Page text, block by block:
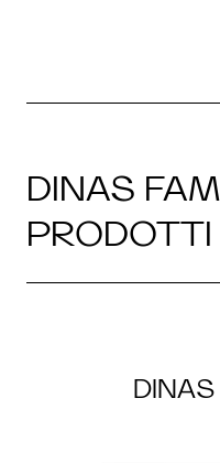
DINAS
PRODOTTI